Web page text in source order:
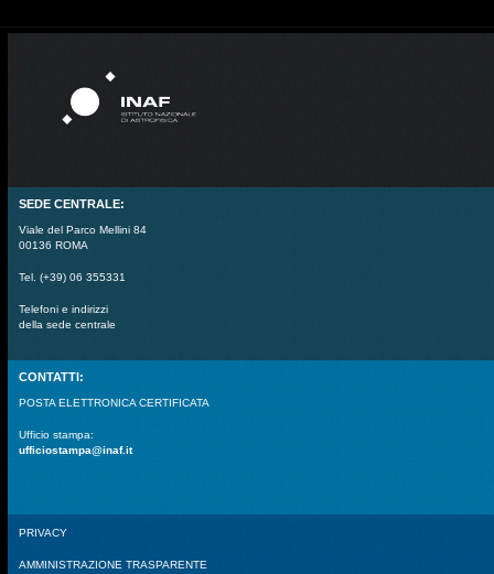
SEDE CENTRALE:
Viale del Parco Mellini 84
00136 ROMA
Tel. (+39) 06 355331
Telefoni e indirizzi
della sede centrale
CONTATTI:
POSTA ELETTRONICA CERTIFICATA
Ufficio stampa:
ufficiostampa@inaf.it
PRIVACY
AMMINISTRAZIONE TRASPARENTE